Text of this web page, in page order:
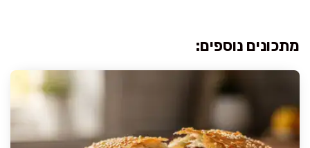
מתכונים נוספים: